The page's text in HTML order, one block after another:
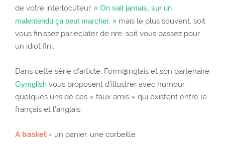
de votre interlocuteur. « On sait jamais, sur un
malentendu ça peut marcher. » mais le plus souvent, soit
vous finissez par éclater de rire, soit vous passez pour
un idiot fini.
Dans cette série d’article, Form@nglais et son partenaire
Gymglish vous proposent d’illustrer avec humour
quelques uns de ces « faux amis » qui existent entre le
français et l’anglais.
A basket = un panier, une corbeille